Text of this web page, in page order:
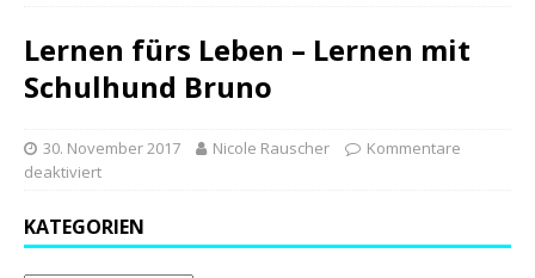
Lernen fürs Leben – Lernen mit
Schulhund Bruno
30. November 2017 Nicole Rauscher
Kommentare
deaktiviert
KATEGORIEN